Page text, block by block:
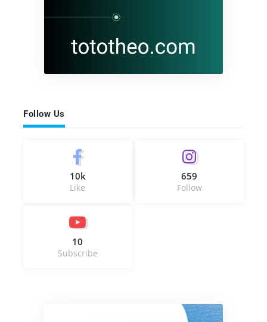
Follow Us
10k
Like
659
Follow
10
Subscribe